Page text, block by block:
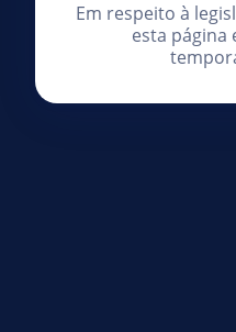
Em respeito à
esta página